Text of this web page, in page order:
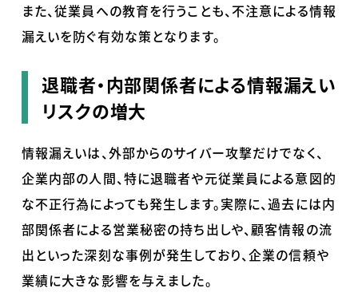
また、従業員への教育を行うことも、不注意による情報
漏えいを防ぐ有効な策となります。
退職者・内部関係者による情報漏えい
リスクの増大
情報漏えいは、外部からのサイバー攻撃だけでなく、
企業内部の人間、特に退職者や元従業員による意図的
な不正行為によっても発生します。実際に、過去には内
部関係者による営業秘密の持ち出しや、顧客情報の流
出といった深刻な事例が発生しており、企業の信頼や
業績に大きな影響を与えました。